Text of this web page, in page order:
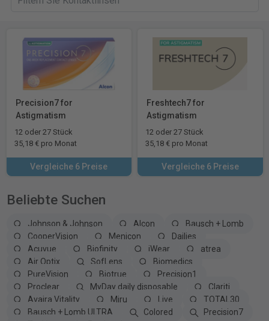
Precision7 for
Astigmatism
12 oder 27 Stück
35,18 € pro Monat
Vergleiche 6 Preise
Freshtech7 for
Astigmatism
12 oder 27 Stück
35,18 € pro Monat
Vergleiche 6 Preise
Beliebte Suchen
Johnson & Johnson Alcon
Bausch + Lomb
CooperVision
Menicon
Dailies
Acuvue
Biofinity iWear
atrea
Air Optix
SofLens
Biomedics
PureVision
Biotrue
Precision1
Proclear
MyDay daily disposable
Clariti
Avaira Vitality
Miru Live
TOTAL30
Bausch + Lomb ULTRA
Colored
Precision7